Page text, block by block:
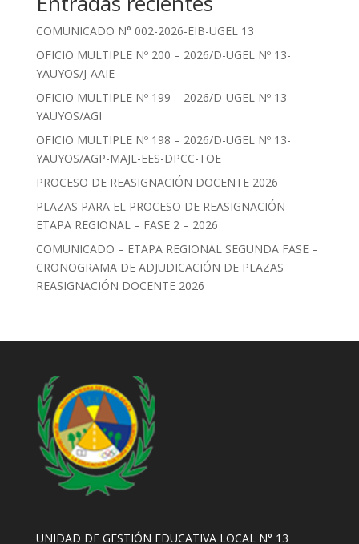
COMUNICADO N° 002-2026-EIB-UGEL 13
OFICIO MULTIPLE Nº 200 – 2026/D-UGEL Nº 13-
YAUYOS/J-AAIE
OFICIO MULTIPLE Nº 199 – 2026/D-UGEL Nº 13-
YAUYOS/AGI
OFICIO MULTIPLE Nº 198 – 2026/D-UGEL Nº 13-
YAUYOS/AGP-MAJL-EES-DPCC-TOE
PROCESO DE REASIGNACIÓN DOCENTE 2026
PLAZAS PARA EL PROCESO DE REASIGNACIÓN –
ETAPA REGIONAL – FASE 2 – 2026
COMUNICADO – ETAPA REGIONAL SEGUNDA FASE –
CRONOGRAMA DE ADJUDICACIÓN DE PLAZAS
REASIGNACIÓN DOCENTE 2026
UNIDAD DE GESTIÓN EDUCATIVA LOCAL N° 13